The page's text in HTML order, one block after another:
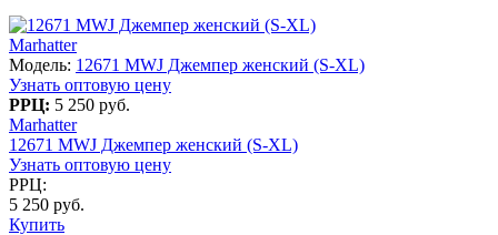
Marhatter
Модель: 12671 MWJ Джемпер женский (S-XL)
Узнать оптовую цену
РРЦ: 5 250 руб.
Marhatter
12671 MWJ Джемпер женский (S-XL)
Узнать оптовую цену
РРЦ:
5 250 руб.
Купить